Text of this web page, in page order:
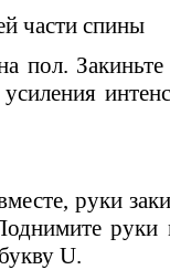
части спины
пол.
руки
U.